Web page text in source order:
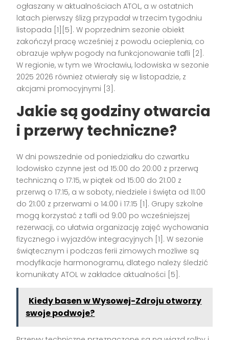
ogłaszany w aktualnościach ATOL, a w ostatnich
latach pierwszy ślizg przypadał w trzecim tygodniu
listopada [1][5]. W poprzednim sezonie obiekt
zakończył pracę wcześniej z powodu ocieplenia, co
obrazuje wpływ pogody na funkcjonowanie tafli [2].
W regionie, w tym we Wrocławiu, lodowiska w sezonie
2025 2026 również otwierały się w listopadzie, z
akcjami promocyjnymi [3].
Jakie są godziny otwarcia
i przerwy techniczne?
W dni powszednie od poniedziałku do czwartku
lodowisko czynne jest od 15:00 do 20:00 z przerwą
techniczną o 17:15, w piątek od 15:00 do 21:00 z
przerwą o 17:15, a w soboty, niedziele i święta od 11:00
do 21:00 z przerwami o 14:00 i 17:15 [1]. Grupy szkolne
mogą korzystać z tafli od 9:00 po wcześniejszej
rezerwacji, co ułatwia organizację zajęć wychowania
fizycznego i wyjazdów integracyjnych [1]. W sezonie
świątecznym i podczas ferii zimowych możliwe są
modyfikacje harmonogramu, dlatego należy śledzić
komunikaty ATOL w zakładce aktualności [5].
Kiedy basen w Wysowej-Zdroju otworzy
swoje podwoje?